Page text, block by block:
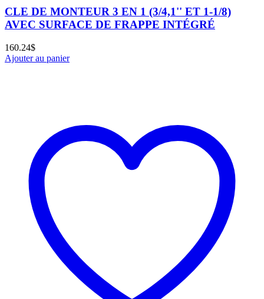
CLE DE MONTEUR 3 EN 1 (3/4,1'' ET 1-1/8)
AVEC SURFACE DE FRAPPE INTÉGRÉ
160.24$
Ajouter au panier